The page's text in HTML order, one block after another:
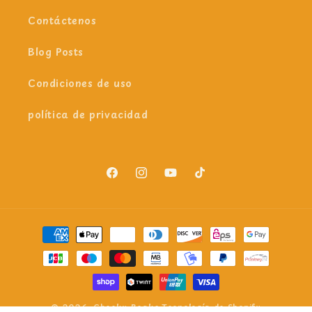
Contáctenos
Blog Posts
Condiciones de uso
política de privacidad
FacebookInstagramYouTubeTikTok
Formas
pago
© 2026,Cheeky Beaks Tecnología de Shopify